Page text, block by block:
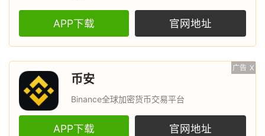
APP下载 官网地址
广告 X
币安
Binance全球加密货币交易平台
APP下载 官网地址